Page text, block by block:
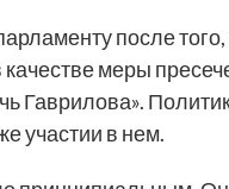
после
меры
Гаврилова».
участии в нем.